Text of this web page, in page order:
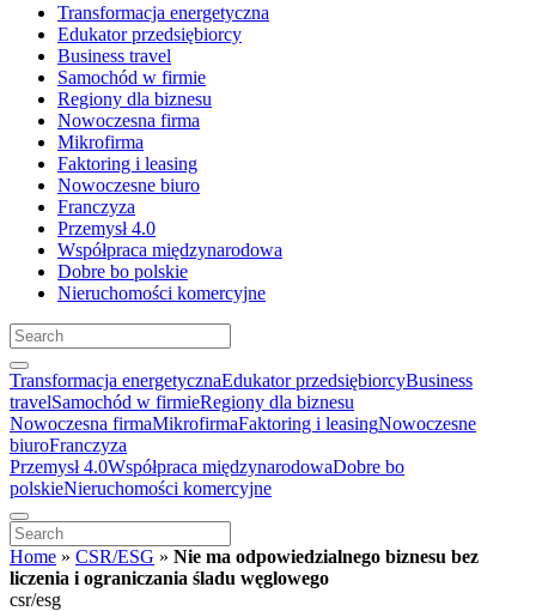
Transformacja energetyczna
Edukator przedsiębiorcy
Business travel
Samochód w firmie
Regiony dla biznesu
Nowoczesna firma
Mikrofirma
Faktoring i leasing
Nowoczesne biuro
Franczyza
Przemysł 4.0
Współpraca międzynarodowa
Dobre bo polskie
Nieruchomości komercyjne
Transformacja energetycznaEdukator przedsiębiorcyBusiness
travelSamochód w firmieRegiony dla biznesu
Nowoczesna firmaMikrofirmaFaktoring i leasingNowoczesne
biuroFranczyza
Przemysł 4.0Współpraca międzynarodowaDobre bo
polskieNieruchomości komercyjne
Home » CSR/ESG » Nie ma odpowiedzialnego biznesu bez
liczenia i ograniczania śladu węglowego
csr/esg